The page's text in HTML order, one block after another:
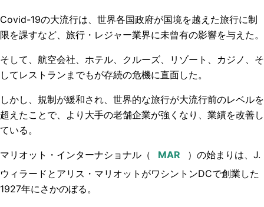
Covid-19の大流行は、世界各国政府が国境を越えた旅行に制
限を課すなど、旅行・レジャー業界に未曾有の影響を与えた。
そして、航空会社、ホテル、クルーズ、リゾート、カジノ、そ
してレストランまでもが存続の危機に直面した。
しかし、規制が緩和され、世界的な旅行が大流行前のレベルを
超えたことで、より大手の老舗企業が強くなり、業績を改善し
ている。
マリオット・インターナショナル（
）の始まりは、J.
ウィラードとアリス・マリオットがワシントンDCで創業した
1927年にさかのぼる。